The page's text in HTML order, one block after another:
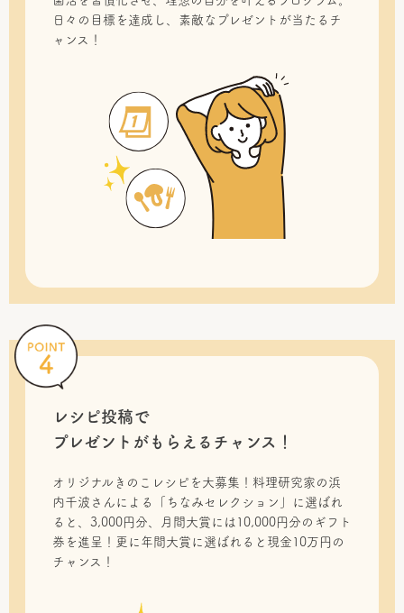
日々の目標を達成し、素敵なプレゼントが当たるチ
ャンス！
レシピ投稿で
プレゼントがもらえるチャンス！
オリジナルきのこレシピを大募集！料理研究家の浜
内千波さんによる「ちなみセレクション」に選ばれ
ると、3,000円分、月間大賞には10,000円分のギフト
券を進呈！更に年間大賞に選ばれると現金10万円の
チャンス！